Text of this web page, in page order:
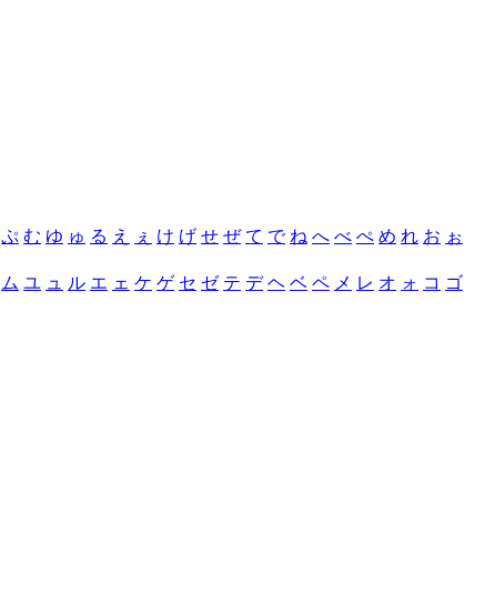
ぷ む ゆ ゅ る え ぇ け げ せ ぜ て で ね へ べ ぺ め れ お ぉ
ム ユ ュ ル エ ェ ケ ゲ セ ゼ テ デ ヘ ベ ペ メ レ オ ォ コ ゴ